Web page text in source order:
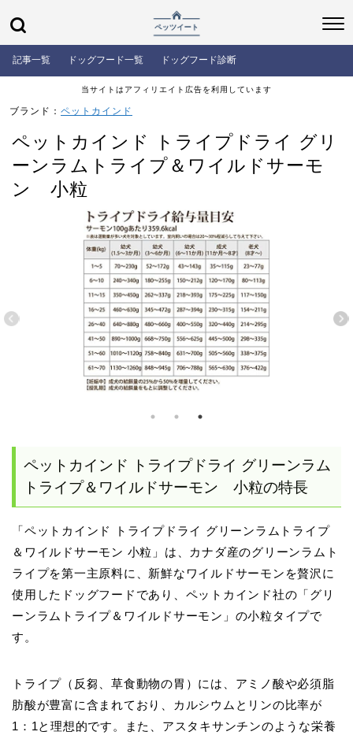
記事一覧 ドッグフード一覧 ドッグフード診断
当サイトはアフィリエイト広告を利用しています
ブランド： ペットカインド
ペットカインド トライプドライ グリ
ーンラムトライプ＆ワイルドサーモ
ン 小粒
ペットカインド トライプドライ グリーンラム
トライプ＆ワイルドサーモン 小粒の特長
「ペットカインド トライプドライ グリーンラムトライプ
＆ワイルドサーモン 小粒」は、カナダ産のグリーンラムト
ライプを第一主原料に、新鮮なワイルドサーモンを贅沢に
使用したドッグフードであり、ペットカインド社の「グリ
ーンラムトライプ＆ワイルドサーモン」の小粒タイプで
す。
トライプ（反芻、草食動物の胃）には、アミノ酸や必須脂
肪酸が豊富に含まれており、カルシウムとリンの比率が
1：1と理想的です。また、アスタキサンチンのような栄養